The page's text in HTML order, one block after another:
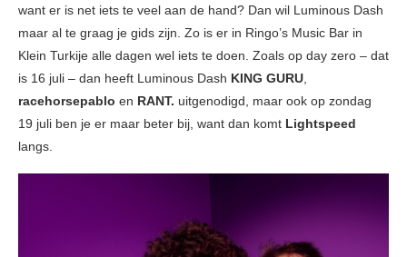
want er is net iets te veel aan de hand? Dan wil Luminous Dash
maar al te graag je gids zijn. Zo is er in Ringo’s Music Bar in
Klein Turkije alle dagen wel iets te doen. Zoals op day zero – dat
is 16 juli – dan heeft Luminous Dash KING GURU,
racehorsepablo en RANT. uitgenodigd, maar ook op zondag
19 juli ben je er maar beter bij, want dan komt Lightspeed
langs.